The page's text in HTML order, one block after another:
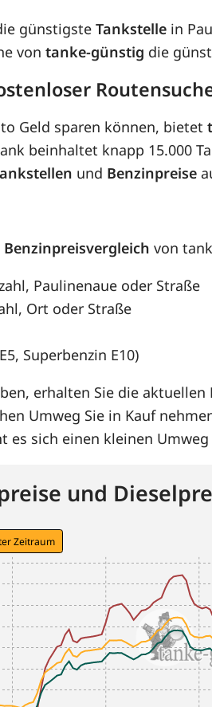
günstigsteTankstelle in
vontanke-günstig die
Geld sparen können, bietet
beinhaltet knapp 15.000
und Benzinpreise
Benzinpreisvergleich von
Paulinenaue oder Straße
Ort oder Straße
Superbenzin E10)
erhalten Sie die aktuellen
Umweg Sie in Kauf
es sich einen kleinen
und
Zeitraum